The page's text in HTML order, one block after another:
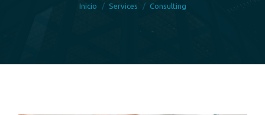
Inicio Services Consulting